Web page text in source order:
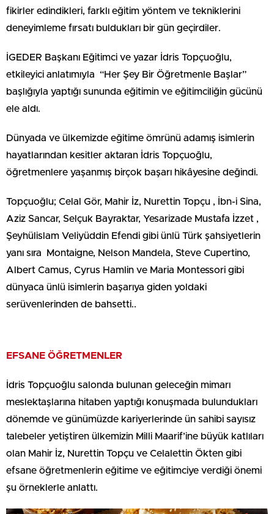
fikirler edindikleri, farklı eğitim yöntem ve tekniklerini
deneyimleme fırsatı buldukları bir gün geçirdiler.
İGEDER Başkanı Eğitimci ve yazar İdris Topçuoğlu,
etkileyici anlatımıyla “Her Şey Bir Öğretmenle Başlar”
başlığıyla yaptığı sununda eğitimin ve eğitimciliğin gücünü
ele aldı.
Dünyada ve ülkemizde eğitime ömrünü adamış isimlerin
hayatlarından kesitler aktaran İdris Topçuoğlu,
öğretmenlere yaşanmış birçok başarı hikâyesine değindi.
Topçuoğlu; Celal Gör, Mahir İz, Nurettin Topçu , İbn-i Sina,
Aziz Sancar, Selçuk Bayraktar, Yesarizade Mustafa İzzet ,
Şeyhülislam Veliyüddin Efendi gibi ünlü Türk şahsiyetlerin
yanı sıra Montaigne, Nelson Mandela, Steve Cupertino,
Albert Camus, Cyrus Hamlin ve Maria Montessori gibi
dünyaca ünlü isimlerin başarıya giden yoldaki
serüvenlerinden de bahsetti..
EFSANE ÖĞRETMENLER
İdris Topçuoğlu salonda bulunan geleceğin mimarı
meslektaşlarına hitaben yaptığı konuşmada bulundukları
dönemde ve günümüzde kariyerlerinde ün sahibi sayısız
talebeler yetiştiren ülkemizin Milli Maarif’ine büyük katlıları
olan Mahir İz, Nurettin Topçu ve Celalettin Ökten gibi
efsane öğretmenlerin eğitime ve eğitimciye verdiği önemi
şu örneklerle anlattı.